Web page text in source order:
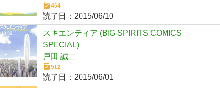
464
読了日： 2015/06/10
スキエンティア (BIG SPIRITS COMICS
SPECIAL)
戸田 誠二
512
読了日： 2015/06/01